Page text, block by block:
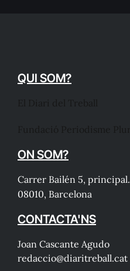
QUI SOM?
ON SOM?
Carrer Bailén 5, principal.
08010, Barcelona
CONTACTA'NS
Joan Cascante Agudo
redaccio@diaritreball.cat